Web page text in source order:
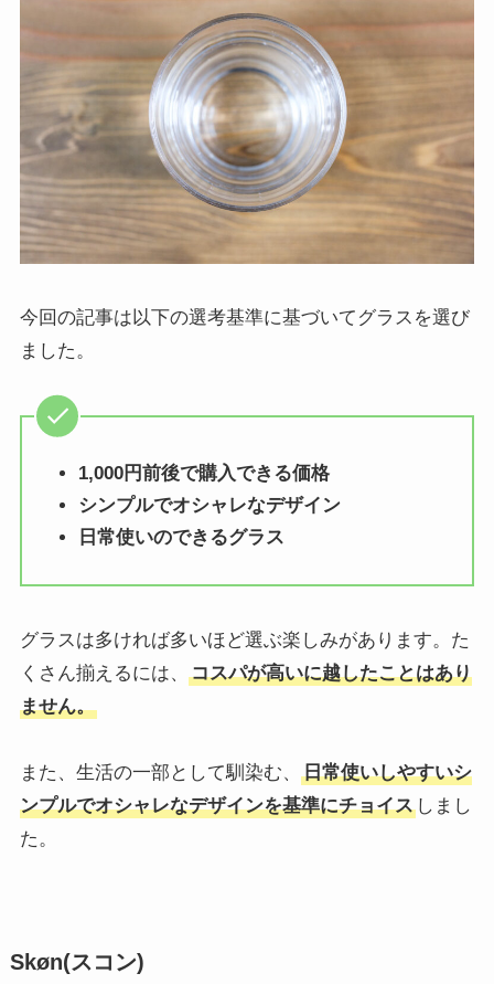
今回の記事は以下の選考基準に基づいてグラスを選び
ました。
1,000円前後で購入できる価格
シンプルでオシャレなデザイン
日常使いのできるグラス
グラスは多ければ多いほど選ぶ楽しみがあります。た
くさん揃えるには、
コスパが高いに越したことはあり
ません。
また、生活の一部として馴染む、
日常使いしやすいシ
ンプルでオシャレなデザインを基準にチョイスしまし
た。
Skøn(スコン)